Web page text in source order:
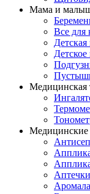
Мама и
Все для
Медицинская
Медицинские
Аптечки